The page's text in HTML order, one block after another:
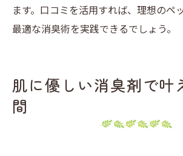
ホームセンターで選ぶ安全
口コミでわかる消臭効果と安
ペットリフォームで叶える
消臭剤選びがペットの健康に
ます。口コミを活用すれば、理想のペ
最適な消臭術を実践できるでしょう。
肌に優しい消臭剤で叶
間